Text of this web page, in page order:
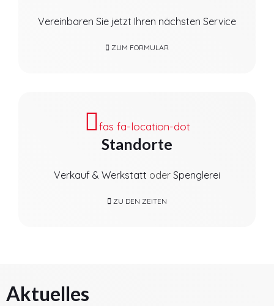
Vereinbaren Sie jetzt Ihren nächsten Service
ZUM FORMULAR
fas fa-location-dot
Standorte
Verkauf & Werkstatt oder Spenglerei
ZU DEN ZEITEN
Aktuelles